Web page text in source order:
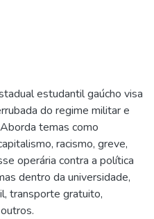
estudantil gaúcho visa
do regime militar e
temas como
racismo, greve,
operária contra a política
dentro da universidade,
transporte gratuito,